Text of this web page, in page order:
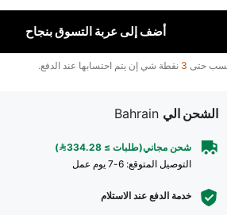
أضف إلى عربة التسوق بنجاح
حتى 3 نقطة شي إن يتم احتسابها عند الدفع.
الشحن الي Bahrain
شحن مجاني(طلبات ≥ 334.28)
التوصيل المتوقع: 6-7 يوم عمل
خدمة الدفع عند الاستلام